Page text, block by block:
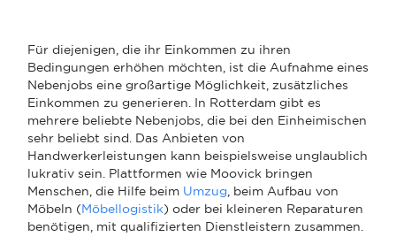
Für diejenigen, die ihr Einkommen zu ihren
Bedingungen erhöhen möchten, ist die Aufnahme eines
Nebenjobs eine großartige Möglichkeit, zusätzliches
Einkommen zu generieren. In Rotterdam gibt es
mehrere beliebte Nebenjobs, die bei den Einheimischen
sehr beliebt sind. Das Anbieten von
Handwerkerleistungen kann beispielsweise unglaublich
lukrativ sein. Plattformen wie Moovick bringen
Menschen, die Hilfe beim Umzug , beim Aufbau von
Möbeln (Möbellogistik) oder bei kleineren Reparaturen
benötigen, mit qualifizierten Dienstleistern zusammen.